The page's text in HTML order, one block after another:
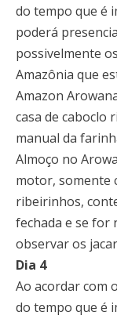
do tempo que é
poderá
possivelmente
Amazônia que
Amazon
casa de caboclo
manual da
Almoço no
motor, somente
ribeirinhos,
fechada e se for
observar os
Dia 4
Ao acordar com
do tempo que é